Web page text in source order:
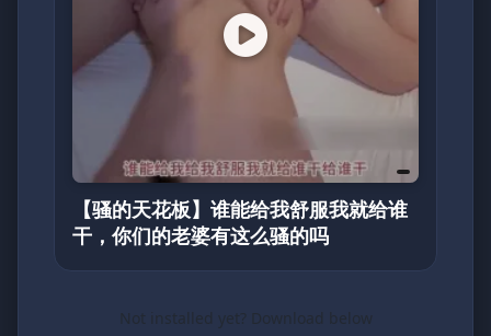
【骚的天花板】谁能给我舒服我就给谁
干，你们的老婆有这么骚的吗
Not installed yet? Download below